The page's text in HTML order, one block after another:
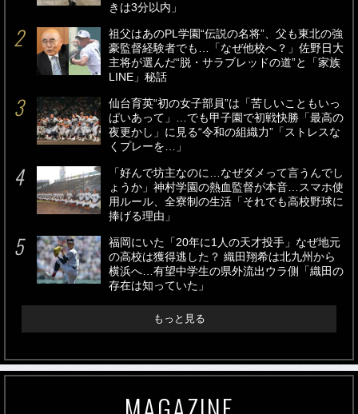
きは3分以内」
祖父はあのPL学園“伝説の名将”、父も東北の強
豪監督経験者でも…「なぜ他校へ？」佐野日大
主将が選んだ“脱・サラブレッドの道”と「家族
LINE」秘話
仙台育英“初の女子部員”は「苦しいこともいっ
ぱいあって」…でも甲子園で初戦快勝「最高の
夜更かし」に見る“令和の組織力”「ストレスな
くプレーを…」
「好んで坊主なのに…なぜダメって言うんでし
ょうか」神村学園の熱血監督が本音…スマホ使
用ルール、全寮制の生活「それでも高校野球に
捧げる理由」
福岡にいた「20年に1人の天才投手」なぜ地元
の高校は獲得逃した？ 織田翔希は北九州から
横浜へ…有望中学生の県外流出ウラ側「織田の
存在は知っていた」
もっと見る